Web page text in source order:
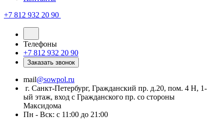
+7 812 932 20 90
Телефоны
+7 812 932 20 90
Заказать звонок
mail@sowpol.ru
г. Санкт-Петербург, Гражданский пр. д.20, пом. 4 Н, 1-
ый этаж, вход с Гражданского пр. со стороны
Максидома
Пн - Вск: с 11:00 до 21:00